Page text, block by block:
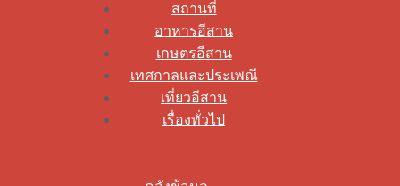
สถานที่
อาหารอีสาน
เกษตรอีสาน
เทศกาลและประเพณี
เที่ยวอีสาน
เรื่องทั่วไป